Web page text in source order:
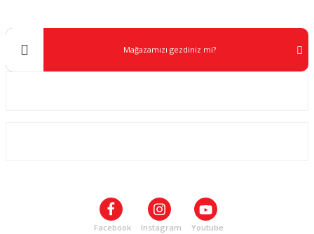
Mağazamızı gezdiniz mi?
Facebook Instagram Youtube